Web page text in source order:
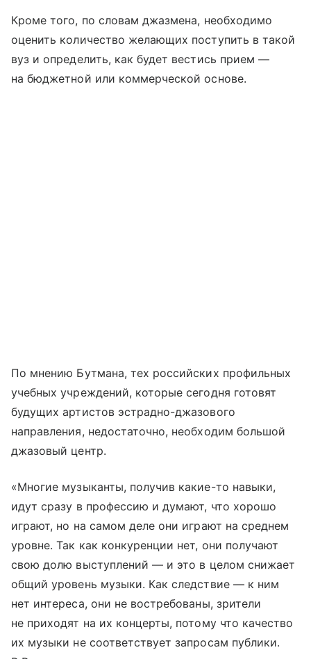
Кроме того, по словам джазмена, необходимо
оценить количество желающих поступить в такой
вуз и определить, как будет вестись прием —
на бюджетной или коммерческой основе.
По мнению Бутмана, тех российских профильных
учебных учреждений, которые сегодня готовят
будущих артистов эстрадно-джазового
направления, недостаточно, необходим большой
джазовый центр.
«Многие музыканты, получив какие-то навыки,
идут сразу в профессию и думают, что хорошо
играют, но на самом деле они играют на среднем
уровне. Так как конкуренции нет, они получают
свою долю выступлений — и это в целом снижает
общий уровень музыки. Как следствие — к ним
нет интереса, они не востребованы, зрители
не приходят на их концерты, потому что качество
их музыки не соответствует запросам публики.